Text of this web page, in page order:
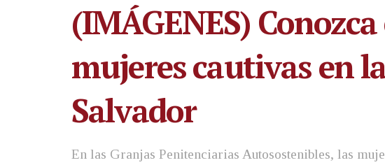
(IMÁGENES)
mujeres cautivas en
Salvador
En las Granjas Penitenciarias Autosostenibles, las